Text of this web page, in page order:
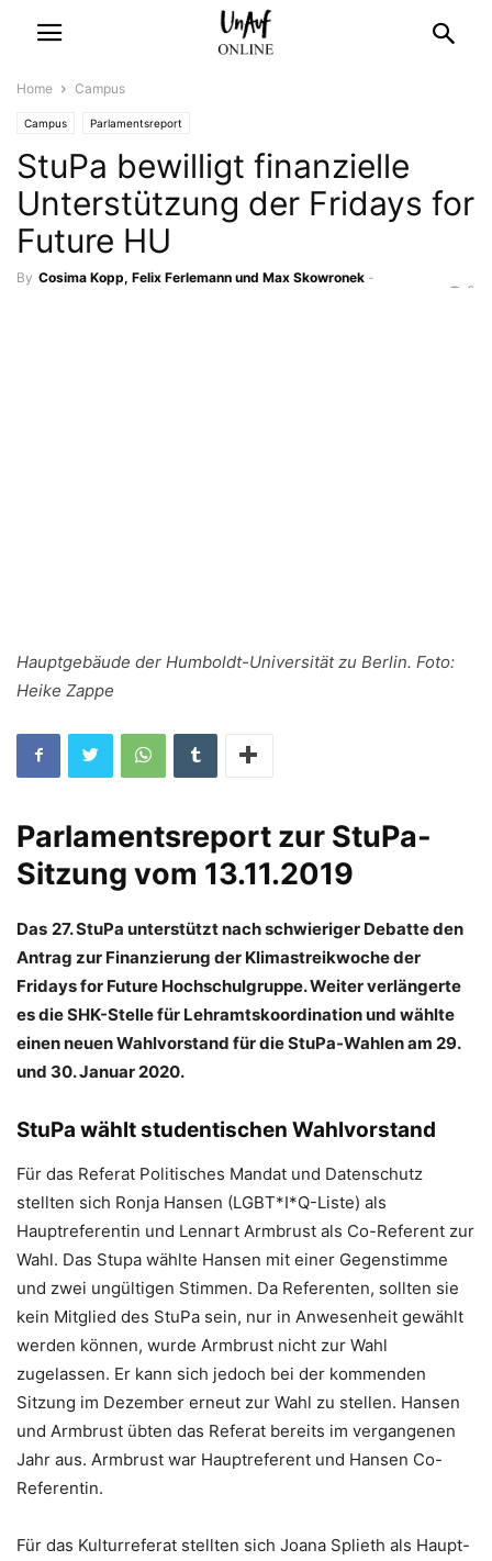
Home Campus
Campus Parlamentsreport
StuPa bewilligt finanzielle
Unterstützung der Fridays for
Future HU
By Cosima Kopp, Felix Ferlemann und Max Skowronek -
0
Hauptgebäude der Humboldt-Universität zu Berlin. Foto:
Heike Zappe
Parlamentsreport zur StuPa-
Sitzung vom 13.11.2019
Das 27. StuPa unterstützt nach schwieriger Debatte den
Antrag zur Finanzierung der Klimastreikwoche der
Fridays for Future Hochschulgruppe. Weiter verlängerte
es die SHK-Stelle für Lehramtskoordination und wählte
einen neuen Wahlvorstand für die StuPa-Wahlen am 29.
und 30. Januar 2020.
StuPa wählt studentischen Wahlvorstand
Für das Referat Politisches Mandat und Datenschutz
stellten sich Ronja Hansen (LGBT*I*Q-Liste) als
Hauptreferentin und Lennart Armbrust als Co-Referent zur
Wahl. Das Stupa wählte Hansen mit einer Gegenstimme
und zwei ungültigen Stimmen. Da Referenten, sollten sie
kein Mitglied des StuPa sein, nur in Anwesenheit gewählt
werden können, wurde Armbrust nicht zur Wahl
zugelassen. Er kann sich jedoch bei der kommenden
Sitzung im Dezember erneut zur Wahl zu stellen. Hansen
und Armbrust übten das Referat bereits im vergangenen
Jahr aus. Armbrust war Hauptreferent und Hansen Co-
Referentin.
Für das Kulturreferat stellten sich Joana Splieth als Haupt-